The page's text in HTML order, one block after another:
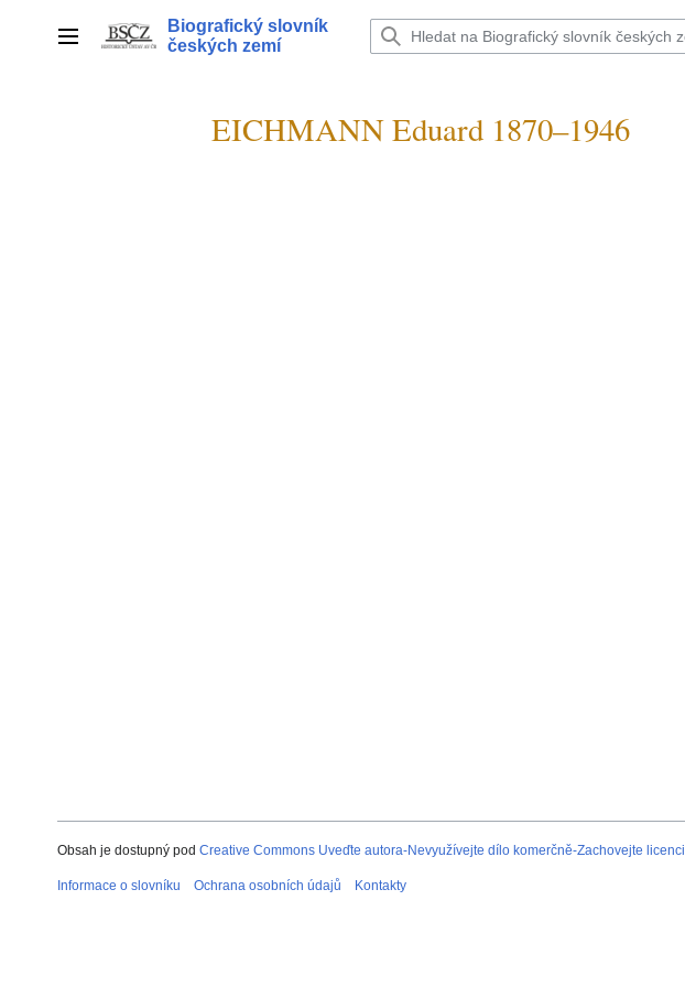
Hlavní menu
Biografický slovník
českých zemí
EICHMANN Eduard 1870–1946
Obsah je dostupný pod Creative Commons Uveďte autora-Nevyužívejte dílo komerčně-Zachovejte licenci
Informace o slovníku Ochrana osobních údajů Kontakty